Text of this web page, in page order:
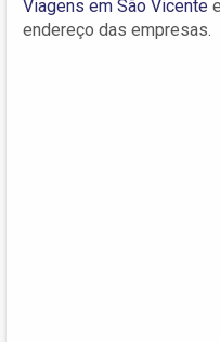
Viagens em São Vicente
endereço das empresas.